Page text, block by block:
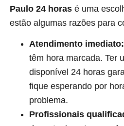
Paulo 24 horas é uma
estão algumas razões para
Atendimento imediato:
têm hora marcada. Ter
disponível 24 horas
fique esperando por
problema.
Profissionais